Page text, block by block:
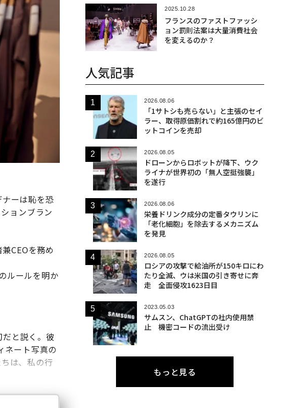
ーは恥を恐
ョンブラン
CEOを務め
ルールを明か
と説く。彼
ネート写真の
は、私の行
2025.10.28
フランスのファストファッシ
ョン罰則法案は大量消費社会
を変えるのか？
人気記事
2026.08.06
「1サトシも売らない」と主張のセイ
ラー、取得原価割れで約165億円のビ
ットコインを売却
2026.08.05
ドローンからロボットが降下、ウク
ライナが世界初の「無人空挺強襲」
を遂行
2026.08.06
栄養ドリンク成分の定番タウリンに
「老化細胞」を除去するメカニズム
を発見
2026.08.05
ロシアの攻撃で給油所が150キロにわ
たり全滅、ウは米国の引き寄せに奔
走 全面侵攻1623日目
2023.05.03
サムスン、ChatGPTの社内使用禁
止 機密コードの流出受け
もっと見る